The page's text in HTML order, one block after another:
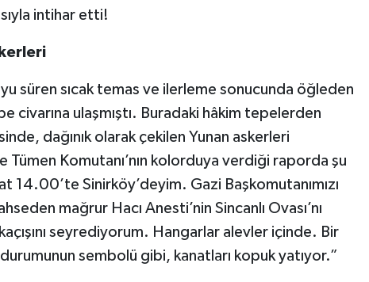
intihar etti!
süren sıcak temas ve ilerleme sonucunda öğleden
civarına ulaşmıştı. Buradaki hâkim tepelerden
dağınık olarak çekilen Yunan askerleri
Komutanı’nın kolorduya verdiği raporda şu
14.00’te Sinirköy’deyim. Gazi Başkomutanımızı
mağrur Hacı Anesti’nin Sincanlı Ovası’nı
seyrediyorum. Hangarlar alevler içinde. Bir
durumunun sembolü gibi, kanatları kopuk yatıyor.”